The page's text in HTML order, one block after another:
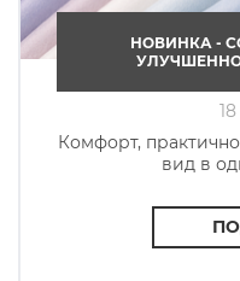
НОВИНКА -
Комфорт,
вид в